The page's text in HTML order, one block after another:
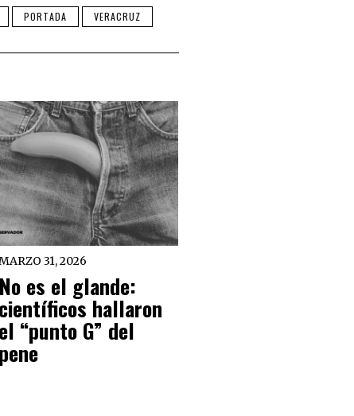
PORTADA VERACRUZ
31, 2026
No es el glande:
científicos hallaron
el “punto G” del
pene